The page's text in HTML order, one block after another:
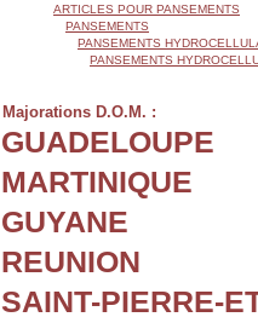
ARTICLES POUR PANSEMENTS
PANSEMENTS
PANSEMENTS
PANSEMENTS
Majorations D.O.M. :
GUADELOUPE
MARTINIQUE
GUYANE
REUNION
SAINT-PIERRE-